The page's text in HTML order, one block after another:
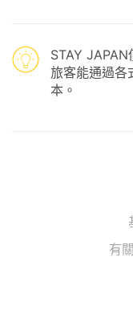
STAY
旅客能通過各
本。
有